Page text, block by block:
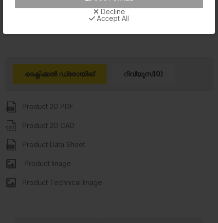
Decline
Accept All
ടെക്നിക്കൽ ഡ്രോയിങ് റിവ്യൂസ്(0)
Product 2D PDF
Product 2D CAD
Product Data Sheet
Product Image
Product Technical Image